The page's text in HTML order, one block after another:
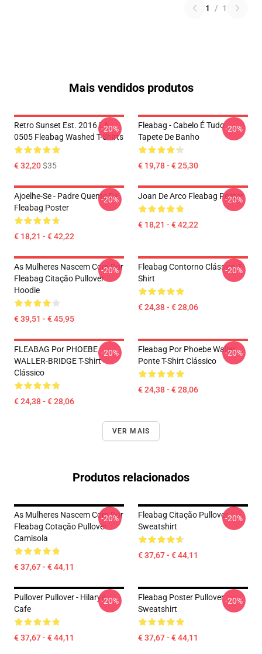
1 / 1
Mais vendidos produtos
Retro Sunset Est. 2016 LA
0505 Fleabag Washed T-Shirts
€ 32,20$35
-20%
Fleabag - Cabelo É Tudo
Tapete De Banho
€ 19,78 - € 25,30
-20%
Ajoelhe-Se - Padre Quente De
Fleabag Poster
€ 18,21 - € 42,22
-20% Joan De Arco Fleabag Poster
€ 18,21 - € 42,22
-20%
As Mulheres Nascem Com Dor
Fleabag Citação Pullover
Hoodie
€ 39,51 - € 45,95
-20%
Fleabag Contorno Clássico T-
Shirt
€ 24,38 - € 28,06
-20%
FLEABAG Por PHOEBE
WALLER-BRIDGE T-Shirt
Clássico
€ 24,38 - € 28,06
-20%
Fleabag Por Phoebe Waller
Ponte T-Shirt Clássico
€ 24,38 - € 28,06
-20%
VER MAIS
Produtos relacionados
As Mulheres Nascem Com Dor
Fleabag Cotação Pullover
Camisola
€ 37,67 - € 44,11
-20%
Fleabag Citação Pullover
Sweatshirt
€ 37,67 - € 44,11
-20%
Pullover Pullover - Hilary's
Cafe
€ 37,67 - € 44,11
-20%
Fleabag Poster Pullover
Sweatshirt
€ 37,67 - € 44,11
-20%